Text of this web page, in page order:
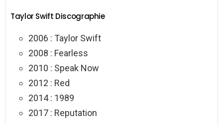
Taylor Swift Discographie
2006 : Taylor Swift
2008 : Fearless
2010 : Speak Now
2012 : Red
2014 : 1989
2017 : Reputation